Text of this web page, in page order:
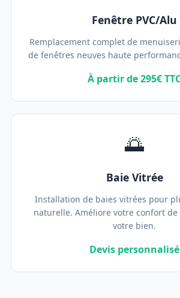
Fenêtre PVC/Alu
Remplacement complet de
de fenêtres neuves haute
À partir de 295€
🌅
Baie Vitrée
Installation de baies vitrées pour
naturelle. Améliore votre confort de
votre bien.
Devis personnalisé